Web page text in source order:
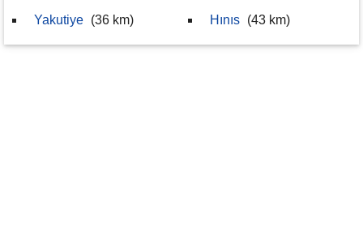
Yakutiye (36 km) Hınıs (43 km)